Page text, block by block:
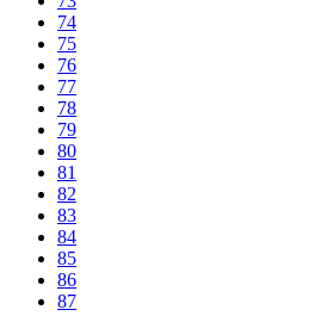
74
75
76
77
78
79
80
81
82
83
84
85
86
87